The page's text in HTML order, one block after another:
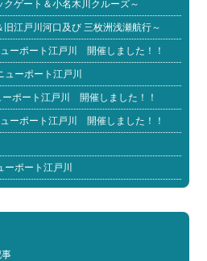
ゲート＆小名木川クルーズ～
江戸川河口及び 三枚洲浅瀬航行～
ーポート江戸川 開催しました！！
ーポート江戸川
ポート江戸川 開催しました！！
ーポート江戸川 開催しました！！
ポート江戸川